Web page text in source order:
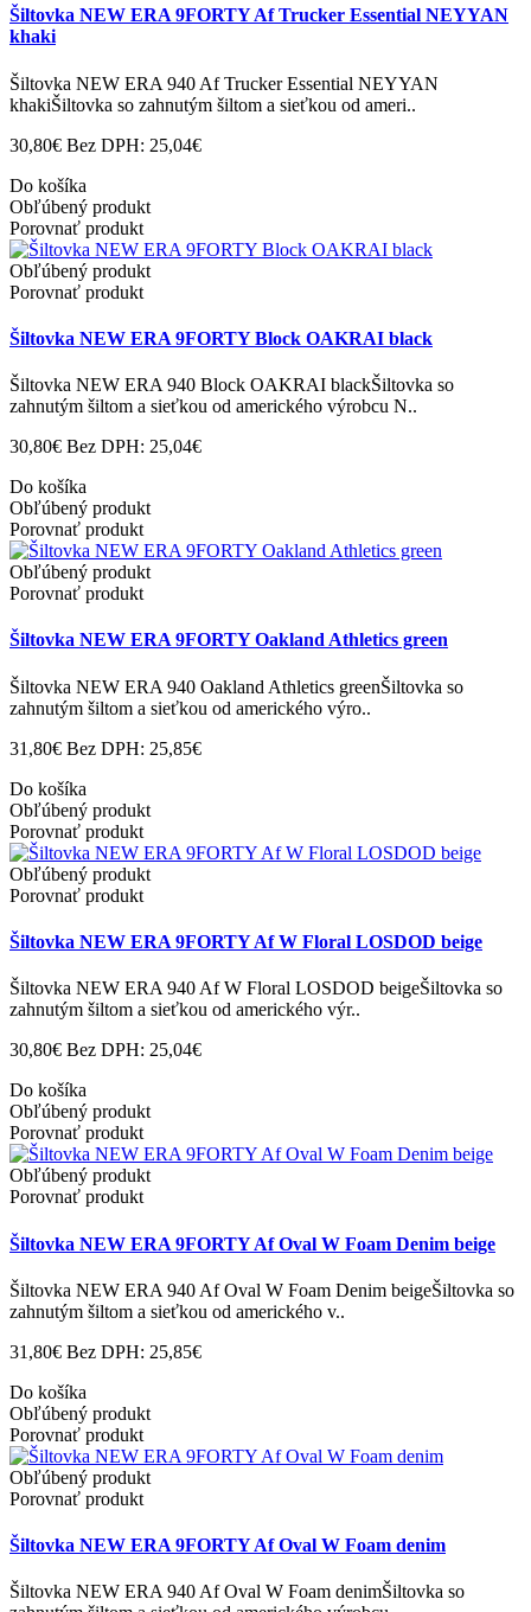
Šiltovka NEW ERA 9FORTY Af Trucker Essential NEYYAN
khaki
Šiltovka NEW ERA 940 Af Trucker Essential NEYYAN
khakiŠiltovka so zahnutým šiltom a sieťkou od ameri..
30,80€ Bez DPH: 25,04€
Do košíka
Obľúbený produkt
Porovnať produkt
Obľúbený produkt
Porovnať produkt
Šiltovka NEW ERA 9FORTY Block OAKRAI black
Šiltovka NEW ERA 940 Block OAKRAI blackŠiltovka so
zahnutým šiltom a sieťkou od amerického výrobcu N..
30,80€ Bez DPH: 25,04€
Do košíka
Obľúbený produkt
Porovnať produkt
Obľúbený produkt
Porovnať produkt
Šiltovka NEW ERA 9FORTY Oakland Athletics green
Šiltovka NEW ERA 940 Oakland Athletics greenŠiltovka so
zahnutým šiltom a sieťkou od amerického výro..
31,80€ Bez DPH: 25,85€
Do košíka
Obľúbený produkt
Porovnať produkt
Obľúbený produkt
Porovnať produkt
Šiltovka NEW ERA 9FORTY Af W Floral LOSDOD beige
Šiltovka NEW ERA 940 Af W Floral LOSDOD beigeŠiltovka so
zahnutým šiltom a sieťkou od amerického výr..
30,80€ Bez DPH: 25,04€
Do košíka
Obľúbený produkt
Porovnať produkt
Obľúbený produkt
Porovnať produkt
Šiltovka NEW ERA 9FORTY Af Oval W Foam Denim beige
Šiltovka NEW ERA 940 Af Oval W Foam Denim beigeŠiltovka so
zahnutým šiltom a sieťkou od amerického v..
31,80€ Bez DPH: 25,85€
Do košíka
Obľúbený produkt
Porovnať produkt
Obľúbený produkt
Porovnať produkt
Šiltovka NEW ERA 9FORTY Af Oval W Foam denim
Šiltovka NEW ERA 940 Af Oval W Foam denimŠiltovka so